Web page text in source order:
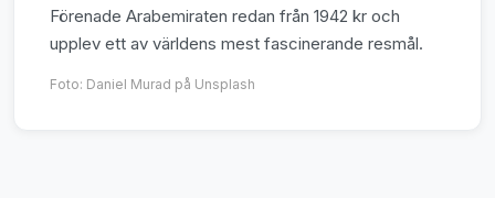
Förenade Arabemiraten redan från 1942 kr och
upplev ett av världens mest fascinerande resmål.
Foto: Daniel Murad på Unsplash